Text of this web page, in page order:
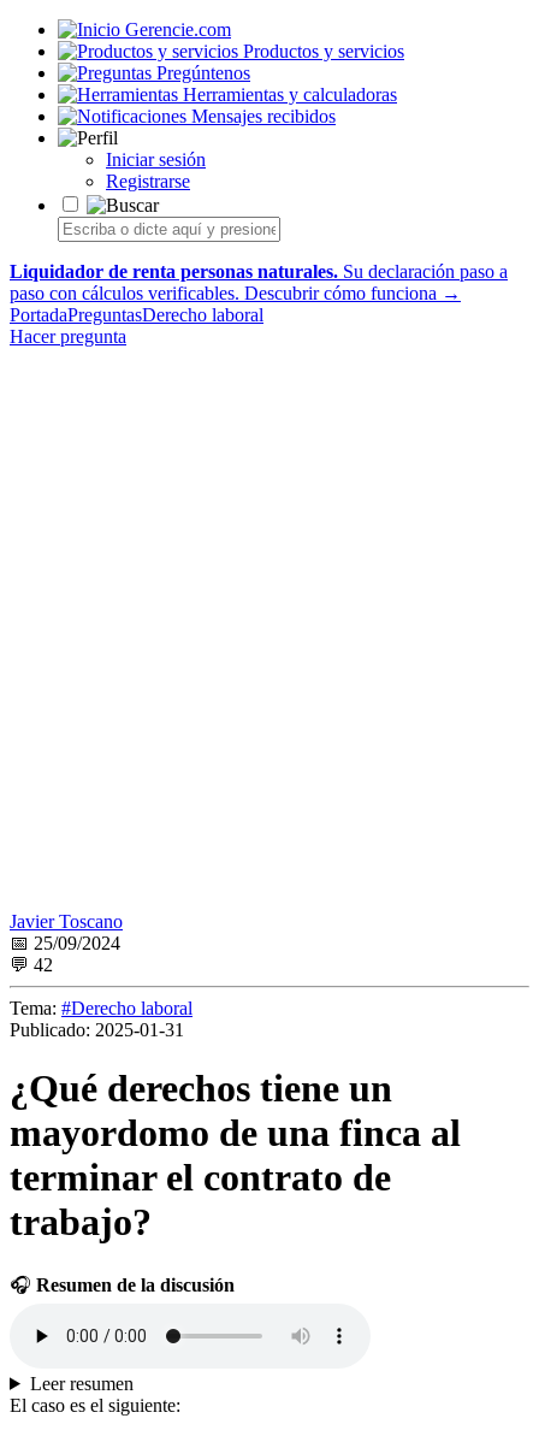
Gerencie.com
Productos y servicios
Pregúntenos
Herramientas y calculadoras
Mensajes recibidos
Iniciar sesión
Registrarse
Liquidador de renta personas naturales. Su declaración paso a
paso con cálculos verificables. Descubrir cómo funciona →
PortadaPreguntasDerecho laboral
Hacer pregunta
Javier Toscano
📅 25/09/2024
💬 42
Tema: #Derecho laboral
Publicado: 2025-01-31
¿Qué derechos tiene un
mayordomo de una finca al
terminar el contrato de
trabajo?
🎧 Resumen de la discusión
Leer resumen
El caso es el siguiente: